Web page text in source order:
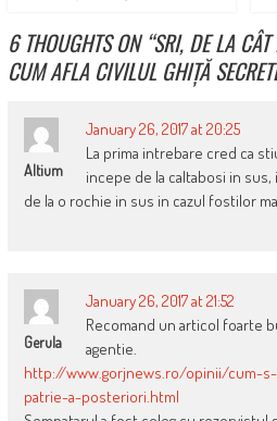
6 THOUGHTS ON “SRI, DE LA
CUM AFLA CIVILUL GHIȚĂ
Altium
January 26, 2017 at 20:25
La prima intrebare cred ca
incepe de la caltabosi in
de la o rochie in sus in cazul fostilor
Gerula
January 26, 2017 at 21:52
Recomand un articol foarte
agentie.
http://www.gorjnews.ro/opinii/cum-
patrie-a-posteriori.html